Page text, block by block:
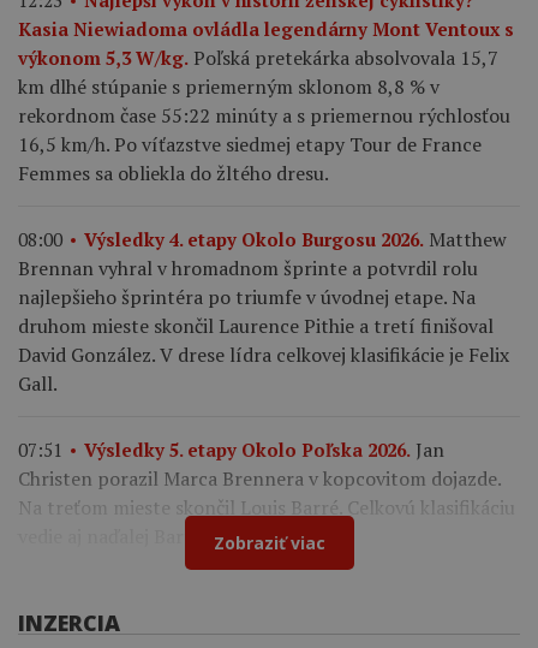
Kasia Niewiadoma ovládla legendárny Mont Ventoux s
výkonom 5,3 W/kg. Poľská pretekárka absolvovala 15,7
km dlhé stúpanie s priemerným sklonom 8,8 % v
rekordnom čase 55:22 minúty a s priemernou rýchlosťou
16,5 km/h. Po víťazstve siedmej etapy Tour de France
Femmes sa obliekla do žltého dresu.
08:00 Výsledky 4. etapy Okolo Burgosu 2026. Matthew
Brennan vyhral v hromadnom šprinte a potvrdil rolu
najlepšieho šprintéra po triumfe v úvodnej etape. Na
druhom mieste skončil Laurence Pithie a tretí finišoval
David González. V drese lídra celkovej klasifikácie je Felix
Gall.
07:51 Výsledky 5. etapy Okolo Poľska 2026. Jan
Christen porazil Marca Brennera v kopcovitom dojazde.
Na treťom mieste skončil Louis Barré. Celkovú klasifikáciu
vedie aj naďalej Bart Lemmen.
Zobraziť viac
INZERCIA